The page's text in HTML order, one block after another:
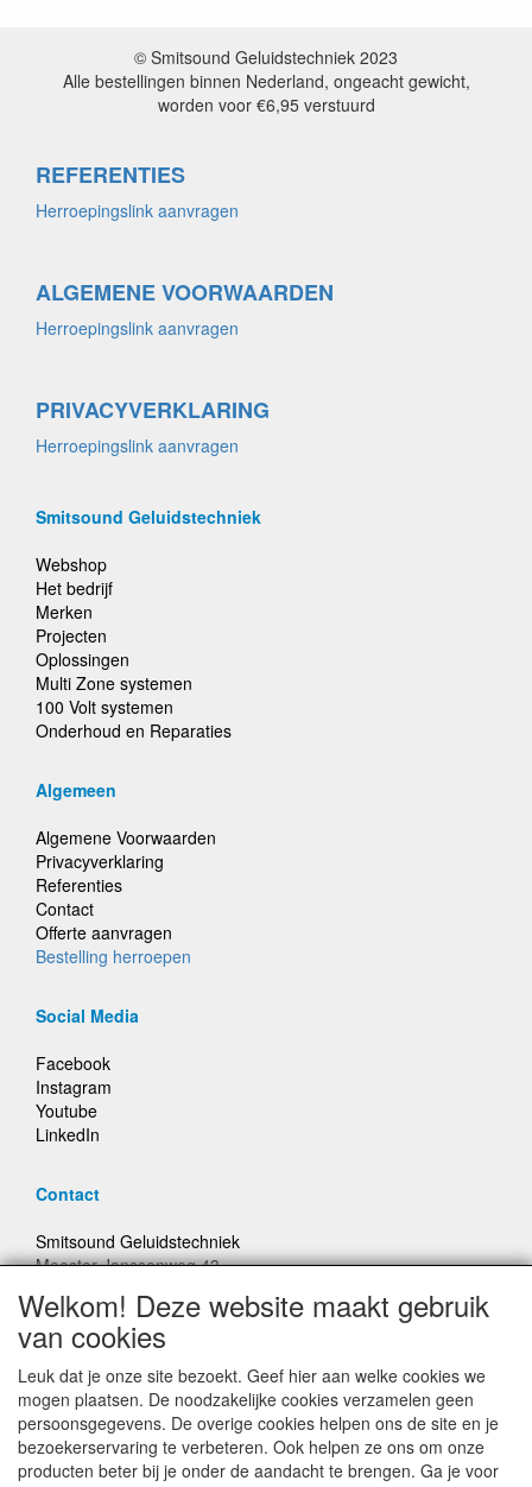
© Smitsound Geluidstechniek 2023
Alle bestellingen binnen Nederland, ongeacht gewicht,
worden voor €6,95 verstuurd
REFERENTIES
Herroepingslink aanvragen
ALGEMENE VOORWAARDEN
Herroepingslink aanvragen
PRIVACYVERKLARING
Herroepingslink aanvragen
Smitsound Geluidstechniek
Webshop
Het bedrijf
Merken
Projecten
Oplossingen
Multi Zone systemen
100 Volt systemen
Onderhoud en Reparaties
Algemeen
Algemene Voorwaarden
Privacyverklaring
Referenties
Contact
Offerte aanvragen
Bestelling herroepen
Social Media
Facebook
Instagram
Youtube
LinkedIn
Contact
Smitsound Geluidstechniek
Meester Janssenweg 43
E-mail: info@smitsound.nl
Telefoon: +31-(0)6-22256322
Bestellingen binnen Nederland, ongeacht gewicht, verstuurd
voor € 6,95
Prijzen inclusief 21% BTW, tenzij anders vermeldt
Welkom! Deze website maakt gebruik
van cookies
Leuk dat je onze site bezoekt. Geef hier aan welke cookies we
mogen plaatsen. De noodzakelijke cookies verzamelen geen
persoonsgegevens. De overige cookies helpen ons de site en je
bezoekerservaring te verbeteren. Ook helpen ze ons om onze
producten beter bij je onder de aandacht te brengen. Ga je voor